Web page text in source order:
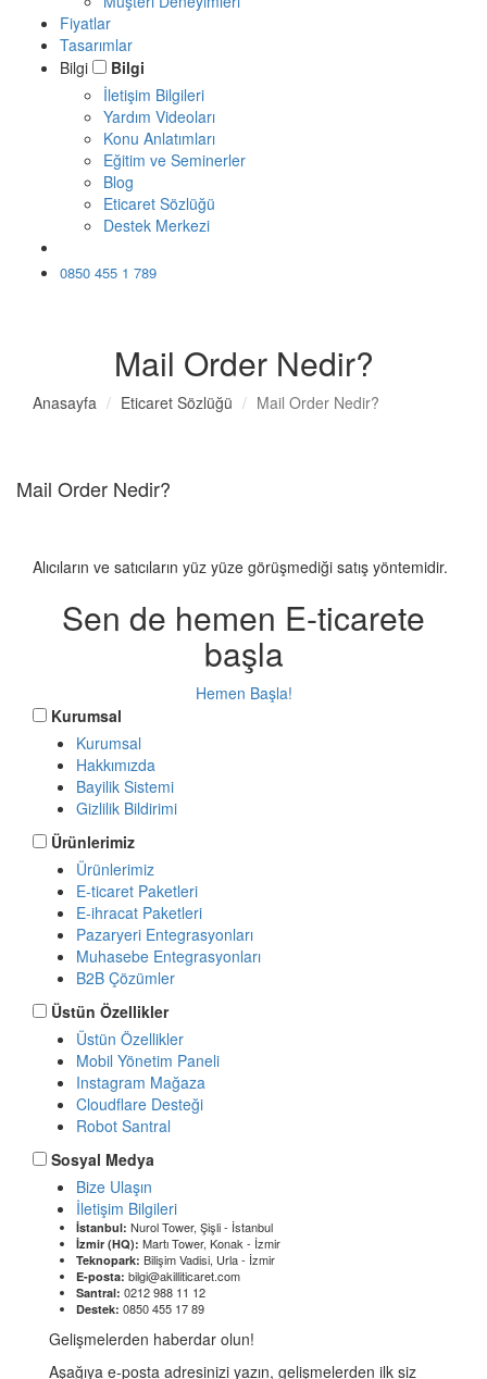
Fiyatlar
Tasarımlar
Bilgi
Bilgi
İletişim Bilgileri
Yardım Videoları
Konu Anlatımları
Eğitim ve Seminerler
Blog
Eticaret Sözlüğü
Destek Merkezi
0850 455 1 789
Mail Order Nedir?
Anasayfa Eticaret Sözlüğü Mail Order Nedir?
Mail Order Nedir?
Alıcıların ve satıcıların yüz yüze görüşmediği satış yöntemidir.
Sen de hemen E-ticarete
başla
Hemen Başla!
Kurumsal
Kurumsal
Hakkımızda
Bayilik Sistemi
Gizlilik Bildirimi
Ürünlerimiz
Ürünlerimiz
E-ticaret Paketleri
E-ihracat Paketleri
Pazaryeri Entegrasyonları
Muhasebe Entegrasyonları
B2B Çözümler
Üstün Özellikler
Üstün Özellikler
Mobil Yönetim Paneli
Instagram Mağaza
Cloudflare Desteği
Robot Santral
Sosyal Medya
Bize Ulaşın
İletişim Bilgileri
İstanbul: Nurol Tower, Şişli - İstanbul
İzmir (HQ): Martı Tower, Konak - İzmir
Teknopark: Bilişim Vadisi, Urla - İzmir
E-posta: bilgi@akilliticaret.com
Santral: 0212 988 11 12
Destek: 0850 455 17 89
Gelişmelerden haberdar olun!
Aşağıya e-posta adresinizi yazın, gelişmelerden ilk siz